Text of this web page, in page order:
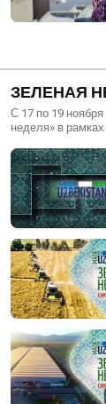
ЗЕЛЕНАЯ
Uzbekistan
С 17 по 19
неделя» в рамках
свои товары и
соки, вино и
дискуссии,
угощали посетителей
между
переговоров,
сумму более
миссию посетило
представителей